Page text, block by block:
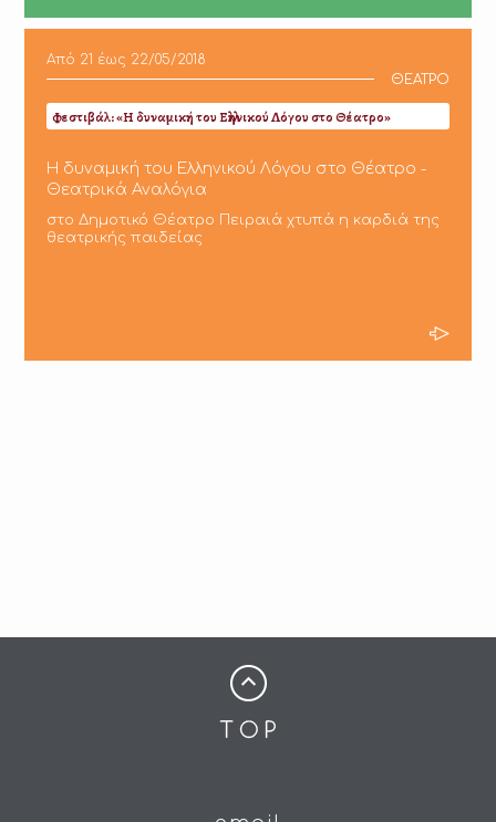
Από 21 έως 22/05/2018
ΘΕΑΤΡΟ
Φεστιβάλ: «Η δυναμική του Ελληνικού Λόγου στο Θέατρο»
Η δυναμική του Ελληνικού Λόγου στο Θέατρο -
Θεατρικά Αναλόγια
στο Δημοτικό Θέατρο Πειραιά χτυπά η καρδιά της
θεατρικής παιδείας